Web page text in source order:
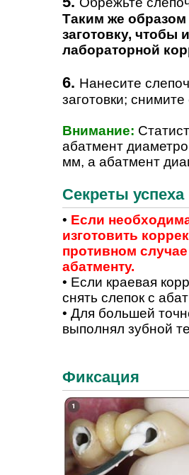
Таким же
заготовку, чтобы
лабораторной
6. Нанесите
заготовки;
Внимание:
абатмент
мм, а абатмент
Секреты успеха
• Если
изготовить
противном
абатменту.
• Если краевая
снять слепок с
• Для большей
выполнял зубной
Фиксация